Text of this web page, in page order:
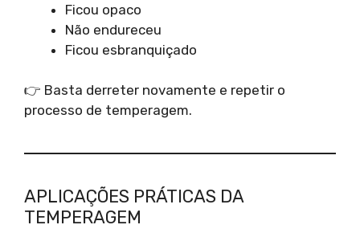
Ficou opaco
Não endureceu
Ficou esbranquiçado
👉 Basta derreter novamente e repetir o
processo de temperagem.
APLICAÇÕES PRÁTICAS DA
TEMPERAGEM